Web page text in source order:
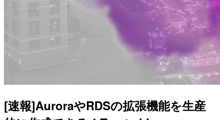
[速報]AuroraやRDSの拡張機能を生産